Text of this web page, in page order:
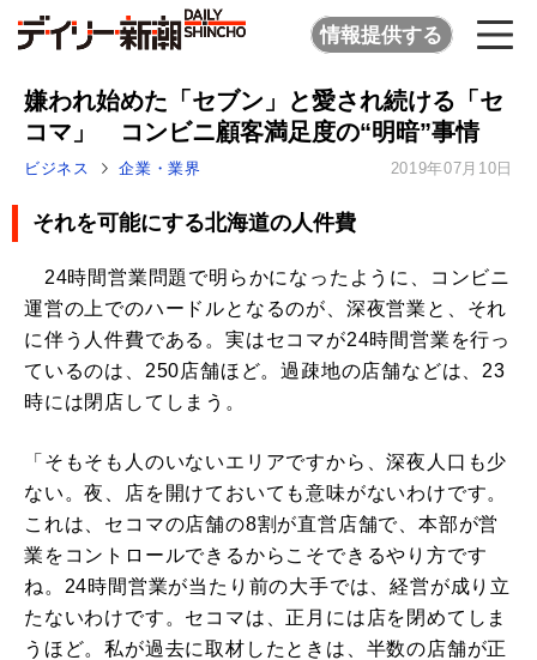
情報提供する
嫌われ始めた「セブン」と愛され続ける「セ
コマ」 コンビニ顧客満足度の“明暗”事情
ビジネス 企業・業界 2019年07月10日
それを可能にする北海道の人件費
24時間営業問題で明らかになったように、コンビニ
運営の上でのハードルとなるのが、深夜営業と、それ
に伴う人件費である。実はセコマが24時間営業を行っ
ているのは、250店舗ほど。過疎地の店舗などは、23
時には閉店してしまう。
「そもそも人のいないエリアですから、深夜人口も少
ない。夜、店を開けておいても意味がないわけです。
これは、セコマの店舗の8割が直営店舗で、本部が営
業をコントロールできるからこそできるやり方です
ね。24時間営業が当たり前の大手では、経営が成り立
たないわけです。セコマは、正月には店を閉めてしま
うほど。私が過去に取材したときは、半数の店舗が正